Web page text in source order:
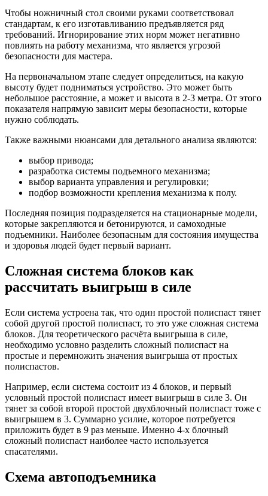
Чтобы ножничный стол своими руками соответствовал
стандартам, к его изготавливанию предъявляется ряд
требований. Игнорирование этих норм может негативно
повлиять на работу механизма, что является угрозой
безопасности для мастера.
На первоначальном этапе следует определиться, на какую
высоту будет подниматься устройство. Это может быть
небольшое расстояние, а может и высота в 2-3 метра. От этого
показателя напрямую зависит меры безопасности, которые
нужно соблюдать.
Также важными нюансами для детального анализа являются:
выбор привода;
разработка системы подъемного механизма;
выбор варианта управления и регулировки;
подбор возможности крепления механизма к полу.
Последняя позиция подразделяется на стационарные модели,
которые закрепляются и бетонируются, и самоходные
подъемники. Наиболее безопасным для состояния имущества
и здоровья людей будет первый вариант.
Сложная система блоков как
рассчитать выигрыш в силе
Если система устроена так, что один простой полиспаст тянет
собой другой простой полиспаст, то это уже сложная система
блоков. Для теоретического расчёта выигрыша в силе,
необходимо условно разделить сложный полиспаст на
простые и перемножить значения выигрыша от простых
полиспастов.
Например, если система состоит из 4 блоков, и первый
условный простой полиспаст имеет выигрыш в силе 3. Он
тянет за собой второй простой двухблочный полиспаст тоже с
выигрышем в 3. Суммарно усилие, которое потребуется
приложить будет в 9 раз меньше. Именно 4-х блочный
сложный полиспаст наиболее часто используется
спасателями.
Схема автоподъемника